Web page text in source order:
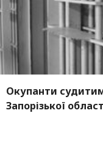
Окупанти
Запорізької